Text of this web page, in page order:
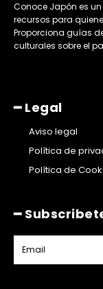
​Conoce Japón es
recursos para
Proporciona guías
culturales sobre el
━ Legal
Aviso legal
Política de
Política de
━